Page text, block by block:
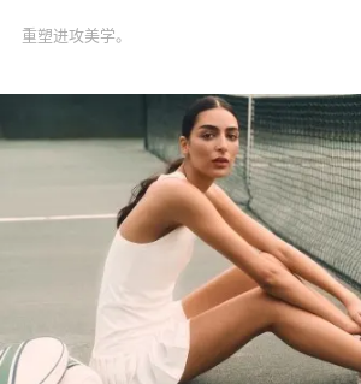
重塑进攻美学。